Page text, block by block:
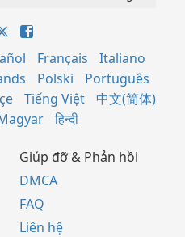
Français
Italiano
Polski
Português
Tiếng Việt
中文(简体)
हिन्दी
Giúp đỡ & Phản hồi
DMCA
FAQ
Liên hệ